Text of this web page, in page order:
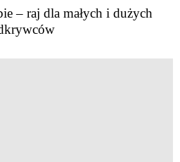
– raj dla małych i dużych